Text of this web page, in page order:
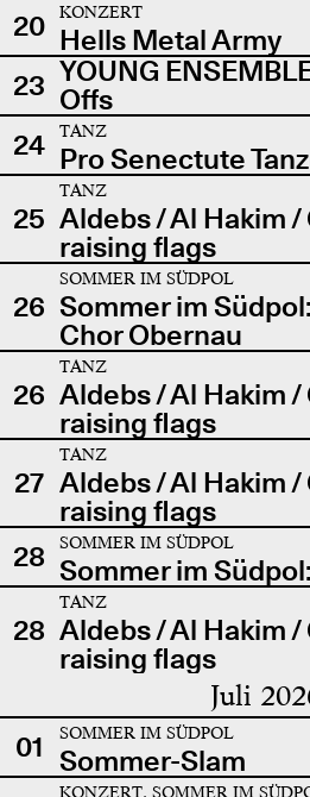
20
KONZERT
Hells Metal Army
23 YOUNG
Offs
24
TANZ
Pro Senectute
25
TANZ
Aldebs / Al Hakim /
raising flags
26
SOMMER IM SÜDPOL
Sommer im
Chor Obernau
26
TANZ
Aldebs / Al Hakim /
raising flags
27
TANZ
Aldebs / Al Hakim /
raising flags
28
SOMMER IM SÜDPOL
Sommer im
28
TANZ
Aldebs / Al Hakim /
raising flags
Juli
01 SOMMER IM SÜDPOL
Sommer-Slam
KONZERT, SOMMER IM